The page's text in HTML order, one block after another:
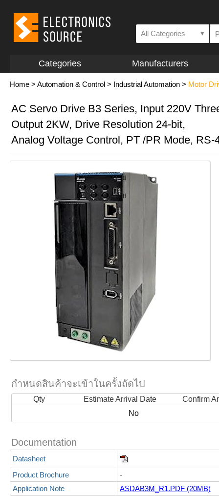
All Categories ▼
Categories Manufacturers
Home > Automation & Control > Industrial Automation > Motor
AC Servo Drive B3 Series, Input 220V
Output 2KW, Drive Resolution 24-bit,
Analog Voltage Control, PT /PR Mode, RS-
กำหนดสินค้าจะเข้าในครั้งถัดไป
Qty Estimate Arrival Date
Confirm
No
Documentation
Datasheet
Product Brochure
-
Application Note
ASDAB3M_R1.PDF (20MB)